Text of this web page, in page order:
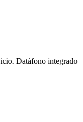
Datáfono integrado